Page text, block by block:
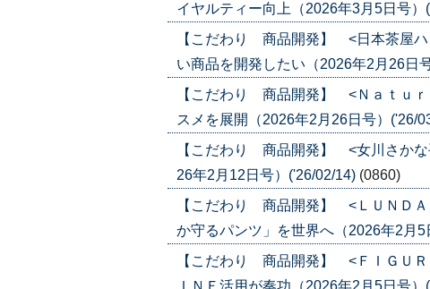
イヤルティー向上（2026年3月5日号）
【こだわり 商品開発】 <日本茶屋
い商品を開発したい（2026年2月26日
【こだわり 商品開発】 <Ｎａｔｕ
スメを展開（2026年2月26日号）('26/
【こだわり 商品開発】 <女川さか
26年2月12日号）('26/02/14) (0860)
【こだわり 商品開発】 <ＬＵＮＤ
か守るパンツ」を世界へ（2026年2月5
【こだわり 商品開発】 <ＦＩＧＵ
ＩＮＥ活用が奏功（2026年2月5日号）